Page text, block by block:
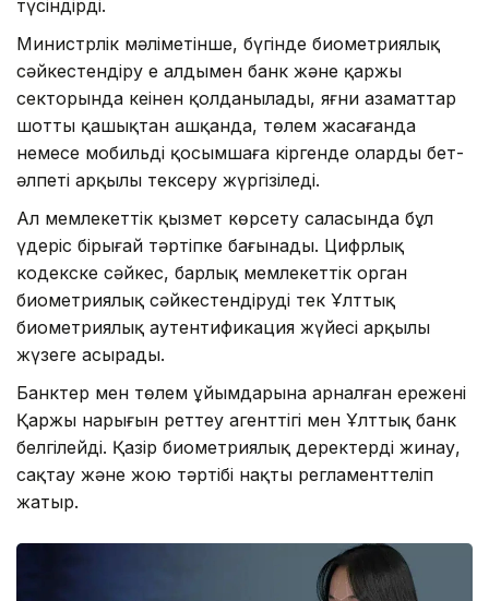
түсіндірді.
Министрлік мәліметінше, бүгінде биометриялық
сәйкестендіру ең алдымен банк және қаржы
секторында кеңінен қолданылады, яғни азаматтар
шотты қашықтан ашқанда, төлем жасағанда
немесе мобильді қосымшаға кіргенде олардың бет-
әлпеті арқылы тексеру жүргізіледі.
Ал мемлекеттік қызмет көрсету саласында бұл
үдеріс бірыңғай тәртіпке бағынады. Цифрлық
кодекске сәйкес, барлық мемлекеттік орган
биометриялық сәйкестендіруді тек Ұлттық
биометриялық аутентификация жүйесі арқылы
жүзеге асырады.
Банктер мен төлем ұйымдарына арналған ережені
Қаржы нарығын реттеу агенттігі мен Ұлттық банк
белгілейді. Қазір биометриялық деректерді жинау,
сақтау және жою тәртібі нақты регламенттеліп
жатыр.